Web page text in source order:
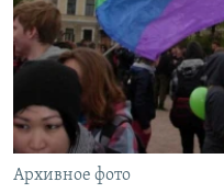
РАСПИСАНИЕ ВЕЩАНИЯ
ПОДПИШИТЕСЬ НА
СОЦИАЛЬНЫЕ СЕТИ
Архивное фото